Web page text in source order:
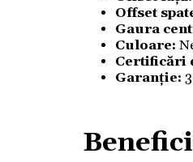
Offset
Gaura
Culoare:
Certificări
Garanție: